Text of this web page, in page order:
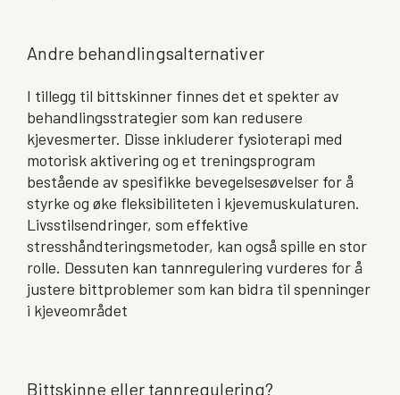
Andre behandlingsalternativer
I tillegg til bittskinner finnes det et spekter av
behandlingsstrategier som kan redusere
kjevesmerter. Disse inkluderer fysioterapi med
motorisk aktivering og et treningsprogram
bestående av spesifikke bevegelsesøvelser for å
styrke og øke fleksibiliteten i kjevemuskulaturen.
Livsstilsendringer, som effektive
stresshåndteringsmetoder, kan også spille en stor
rolle. Dessuten kan tannregulering vurderes for å
justere bittproblemer som kan bidra til spenninger
i kjeveområdet
Bittskinne eller tannregulering?